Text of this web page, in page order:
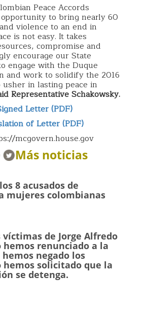
Peace Accords
to bring nearly 60
violence to an end in
is not easy. It takes
compromise and
encourage our State
engage with the Duque
and work to solidify the 2016
in lasting peace in
Representative Schakowsky.
Letter (PDF)
of Letter (PDF)
mcgovern.house.gov
Más noticias
8 acusados de
mujeres colombianas
víctimas de Jorge Alfredo
hemos renunciado a la
negado los
hemos solicitado que la
se detenga.